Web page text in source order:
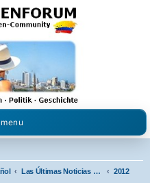
Visum in Kolumbien und Venezuela.
Las Últimas Noticias en Español 2012